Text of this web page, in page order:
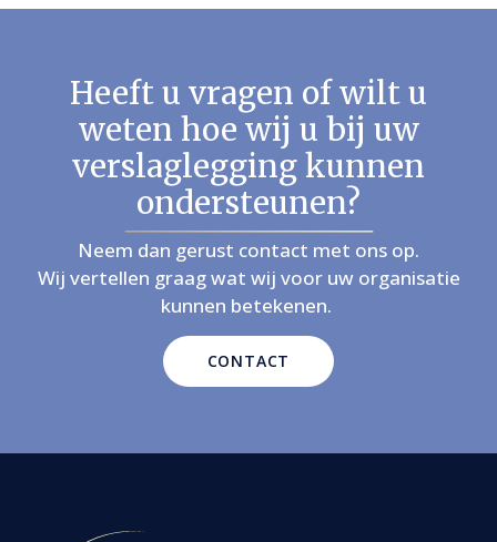
Heeft u vragen of wilt u
weten hoe wij u bij uw
verslaglegging kunnen
ondersteunen?
Neem dan gerust contact met ons op.
Wij vertellen graag wat wij voor uw organisatie
kunnen betekenen.
CONTACT